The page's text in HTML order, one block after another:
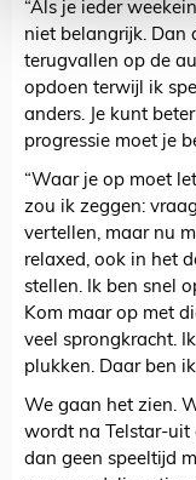
“Als je ieder
niet belangrijk. Dan
terugvallen op de
opdoen terwijl ik
anders. Je kunt
progressie moet je
“Waar je op moet
zou ik zeggen:
vertellen, maar nu
relaxed, ook in het
stellen. Ik ben snel
Kom maar op met
veel sprongkracht.
plukken. Daar ben
We gaan het zien.
wordt na Telstar-uit
dan geen speeltijd